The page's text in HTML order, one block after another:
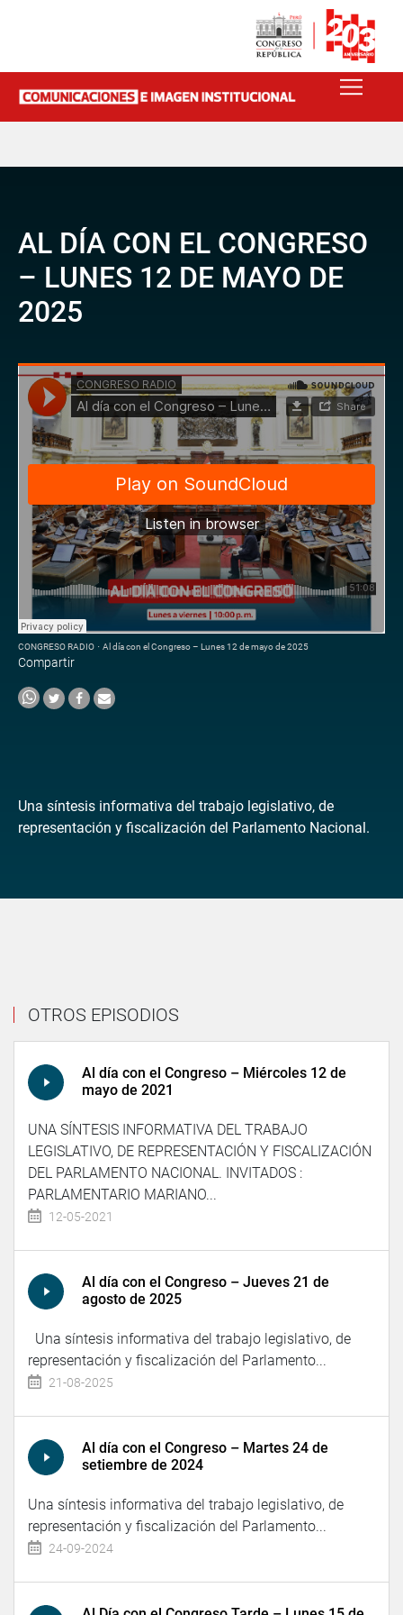
AL DÍA CON EL CONGRESO
– LUNES 12 DE MAYO DE
2025
CONGRESO RADIO · Al día con el Congreso – Lunes 12 de mayo de 2025
Compartir
Una síntesis informativa del trabajo legislativo, de
representación y fiscalización del Parlamento Nacional.
OTROS EPISODIOS
Al día con el Congreso – Miércoles 12 de
mayo de 2021
UNA SÍNTESIS INFORMATIVA DEL TRABAJO
LEGISLATIVO, DE REPRESENTACIÓN Y FISCALIZACIÓN
DEL PARLAMENTO NACIONAL. INVITADOS :
PARLAMENTARIO MARIANO...
12-05-2021
Al día con el Congreso – Jueves 21 de
agosto de 2025
Una síntesis informativa del trabajo legislativo, de
representación y fiscalización del Parlamento...
21-08-2025
Al día con el Congreso – Martes 24 de
setiembre de 2024
Una síntesis informativa del trabajo legislativo, de
representación y fiscalización del Parlamento...
24-09-2024